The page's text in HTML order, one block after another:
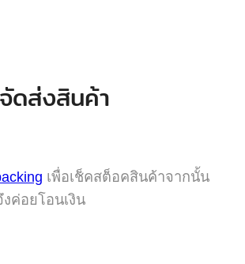
ดส่งสินค้า
เพื่อเช็คสต็อคสินค้าจากนั้น
งค่อยโอนเงิน